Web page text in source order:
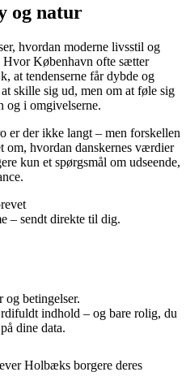
og natur
hvordan moderne livsstil og
København ofte sætter
at tendenserne får dybde og
skille sig ud, men om at føle sig
og i omgivelserne.
er der ikke langt – men forskellen
hvordan danskernes værdier
kun et spørgsmål om udseende,
– sendt direkte til dig.
og betingelser.
indhold – og bare rolig, du
dine data.
Holbæks borgere deres